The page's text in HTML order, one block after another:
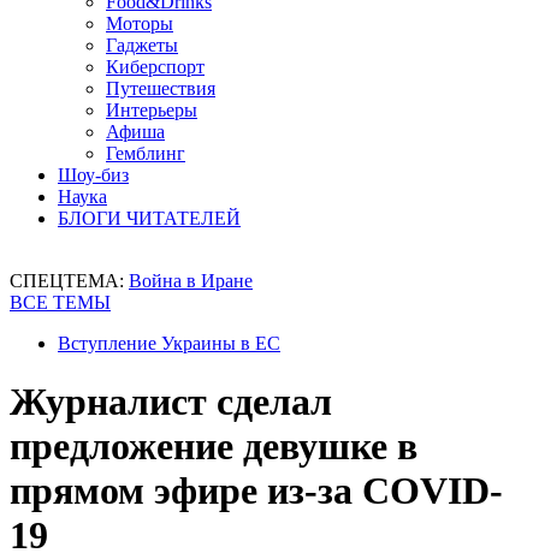
Моторы
Гаджеты
Киберспорт
Путешествия
Интерьеры
Афиша
Гемблинг
Шоу-биз
Наука
БЛОГИ ЧИТАТЕЛЕЙ
СПЕЦТЕМА: Война в Иране
ВСЕ ТЕМЫ
Вступление Украины в ЕС
Журналист сделал
предложение девушке в
прямом эфире из-за COVID-
19